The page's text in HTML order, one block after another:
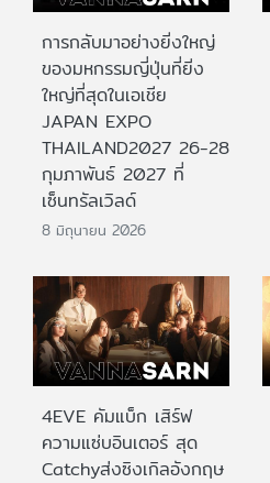
การกลับมาอย่างยิ่งใหญ่
ของมหกรรมญี่ปุ่นที่ยิ่ง
ใหญ่ที่สุดในเอเชีย
JAPAN EXPO
THAILAND2027 26-28
กุมภาพันธ์ 2027 ที่
เซ็นทรัลเวิลด์
8 มิถุนายน 2026
4EVE คัมแบ็ก เสิร์ฟ
ความแซ่บอินเตอร์ สุด
Catchyส่งซิงเกิลอังกฤษ